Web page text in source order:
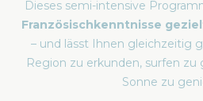
Dieses semi-intensive
Französischkenntnisse
– und lässt Ihnen gleichzeitig
Region zu erkunden, surfen zu
Sonne zu